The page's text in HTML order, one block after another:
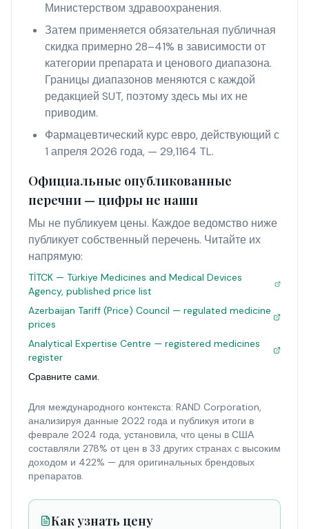
Министерством здравоохранения.
Затем применяется обязательная публичная
скидка примерно 28–41% в зависимости от
категории препарата и ценового диапазона.
Границы диапазонов меняются с каждой
редакцией SUT, поэтому здесь мы их не
приводим.
Фармацевтический курс евро, действующий с
1 апреля 2026 года, — 29,1164 TL.
Официальные опубликованные
перечни — цифры не наши
Мы не публикуем цены. Каждое ведомство ниже
публикует собственный перечень. Читайте их
напрямую:
TİTCK — Türkiye Medicines and Medical Devices
Agency, published price list
Azerbaijan Tariff (Price) Council — regulated medicine
prices
Analytical Expertise Centre — registered medicines
register
Сравните сами.
Для международного контекста: RAND Corporation,
анализируя данные 2022 года и публикуя итоги в
феврале 2024 года, установила, что цены в США
составляли 278% от цен в 33 других странах с высоким
доходом и 422% — для оригинальных брендовых
препаратов.
Как узнать цену